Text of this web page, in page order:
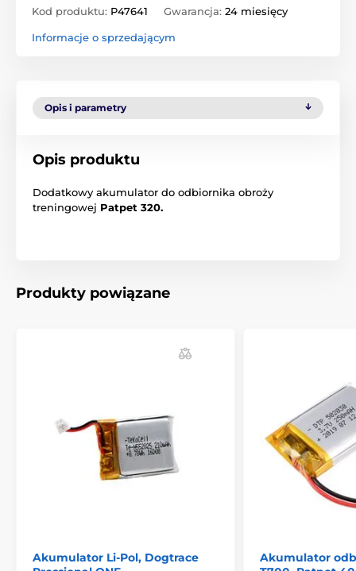
Kod produktu: P47641 Gwarancja: 24 miesięcy
Informacje o sprzedającym
Opis i parametry
Opis produktu
Dodatkowy akumulator do odbiornika obroży
treningowej Patpet 320.
Produkty powiązane
Akumulator Li‑Pol, Dogtrace
Akumulator